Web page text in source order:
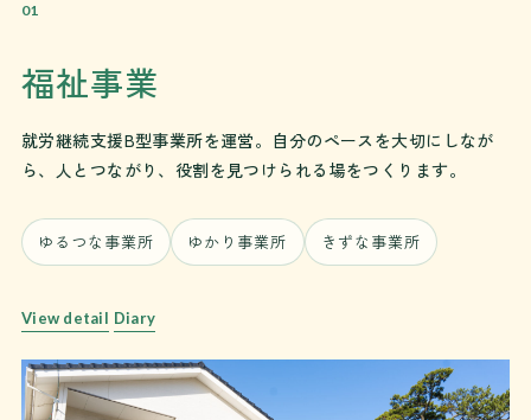
01
福祉事業
就労継続支援B型事業所を運営。自分のペースを大切にしなが
ら、人とつながり、役割を見つけられる場をつくります。
ゆるつな事業所 ゆかり事業所 きずな事業所
View detail Diary